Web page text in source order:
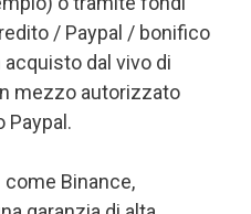
/ Paypal / bonifico
dal vivo di
mezzo autorizzato
Paypal.
Binance,